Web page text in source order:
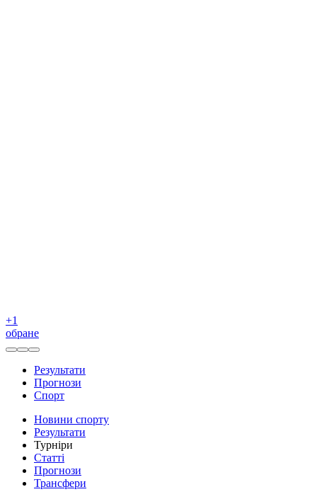
+1
обране
Результати
Прогнози
Спорт
Новини спорту
Результати
Турніри
Статті
Прогнози
Трансфери